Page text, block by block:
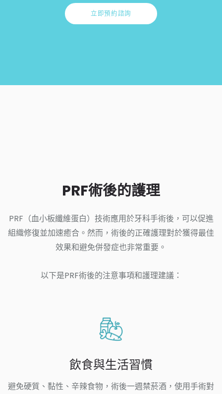
立即預約諮詢
PRF術後的護理
PRF（血小板纖維蛋白）技術應用於牙科手術後，可以促進
組織修復並加速癒合。然而，術後的正確護理對於獲得最佳
效果和避免併發症也非常重要。
以下是PRF術後的注意事項和護理建議：
飲食與生活習慣
避免硬質、黏性、辛辣食物，術後一週禁菸酒，使用手術對